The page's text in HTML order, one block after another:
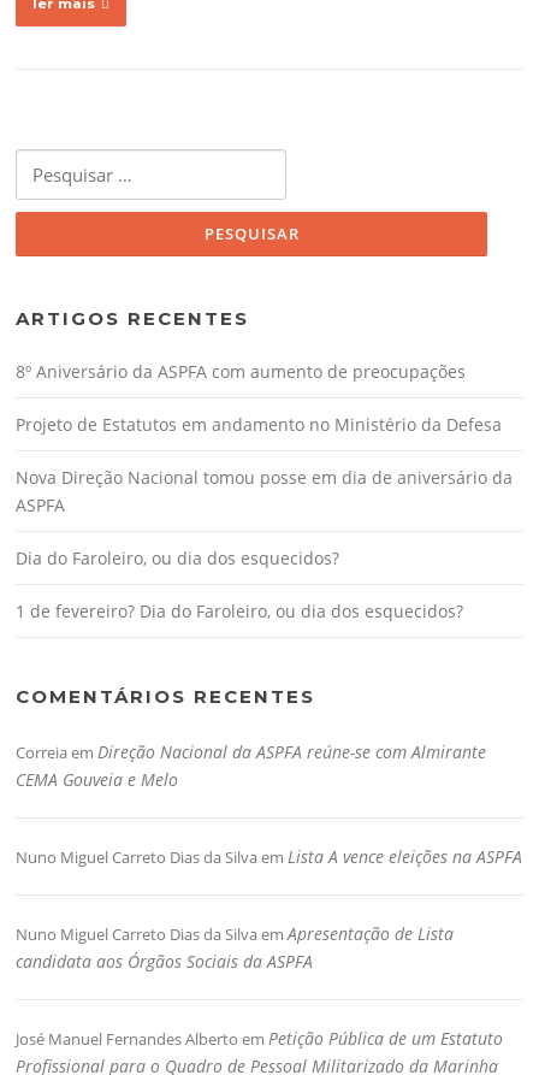
ler mais
por:
ARTIGOS RECENTES
8º Aniversário da ASPFA com aumento de preocupações
Projeto de Estatutos em andamento no Ministério da Defesa
Nova Direção Nacional tomou posse em dia de aniversário da
ASPFA
Dia do Faroleiro, ou dia dos esquecidos?
1 de fevereiro? Dia do Faroleiro, ou dia dos esquecidos?
COMENTÁRIOS RECENTES
CorreiaemDireção Nacional da ASPFA reúne-se com Almirante
CEMA Gouveia e Melo
Nuno Miguel Carreto Dias da SilvaemLista A vence eleições na ASPFA
Nuno Miguel Carreto Dias da SilvaemApresentação de Lista
candidata aos Órgãos Sociais da ASPFA
José Manuel Fernandes Alberto emPetição Pública de um Estatuto
Profissional para o Quadro de Pessoal Militarizado da Marinha